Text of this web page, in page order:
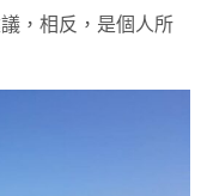
，相反，是個人所